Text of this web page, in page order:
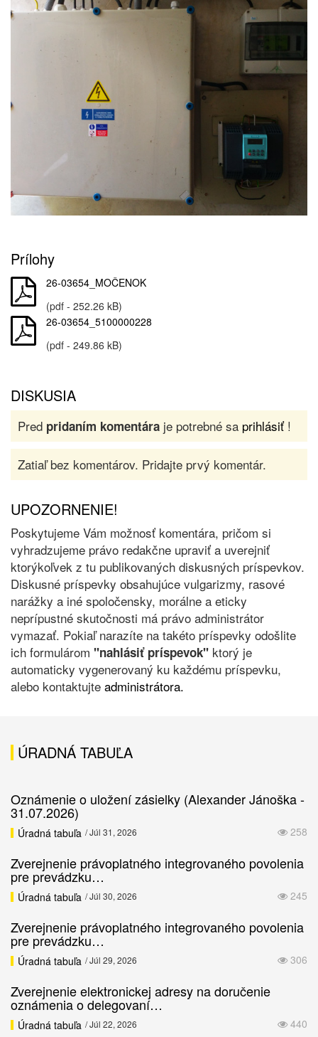
Prílohy
26-03654_MOČENOK
(pdf - 252.26 kB)
26-03654_5100000228
(pdf - 249.86 kB)
DISKUSIA
Pred pridaním komentára je potrebné sa prihlásiť!
Zatiaľ bez komentárov. Pridajte prvý komentár.
UPOZORNENIE!
Poskytujeme Vám možnosť komentára, pričom si
vyhradzujeme právo redakčne upraviť a uverejniť
ktorýkoľvek z tu publikovaných diskusných príspevkov.
Diskusné príspevky obsahujúce vulgarizmy, rasové
narážky a iné spoločensky, morálne a eticky
neprípustné skutočnosti má právo administrátor
vymazať. Pokiaľ narazíte na takéto príspevky odošlite
ich formulárom "nahlásiť príspevok" ktorý je
automaticky vygenerovaný ku každému príspevku,
alebo kontaktujte administrátora.
ÚRADNÁ TABUĽA
Oznámenie o uložení zásielky (Alexander Jánoška -
31.07.2026)
258
Úradná tabuľa / Júl 31, 2026
Zverejnenie právoplatného integrovaného povolenia
pre prevádzku…
245
Úradná tabuľa / Júl 30, 2026
Zverejnenie právoplatného integrovaného povolenia
pre prevádzku…
306
Úradná tabuľa / Júl 29, 2026
Zverejnenie elektronickej adresy na doručenie
oznámenia o delegovaní…
440
Úradná tabuľa / Júl 22, 2026